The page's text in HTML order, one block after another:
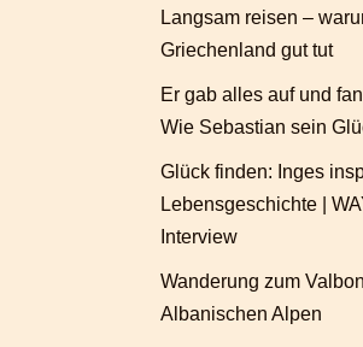
Langsam reisen –
Griechenland gut tut
Er gab alles auf und
Wie Sebastian sein
Glück finden: Inges
Lebensgeschichte |
Interview
Wanderung zum
Albanischen Alpen